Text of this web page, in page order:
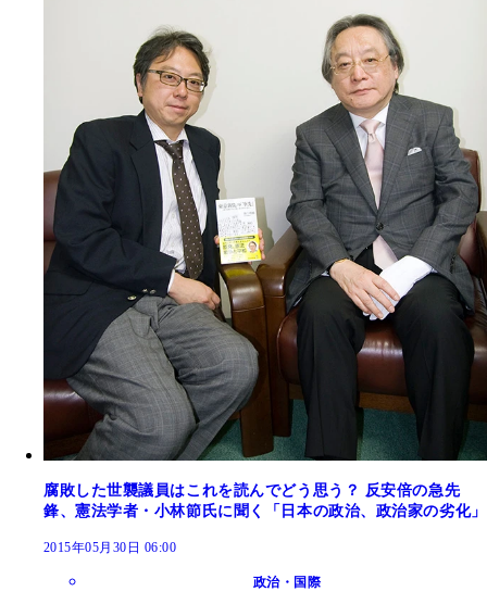
腐敗した世襲議員はこれを読んでどう思う？ 反安倍の急先
鋒、憲法学者・小林節氏に聞く「日本の政治、政治家の劣化」
2015年05月30日 06:00
政治・国際